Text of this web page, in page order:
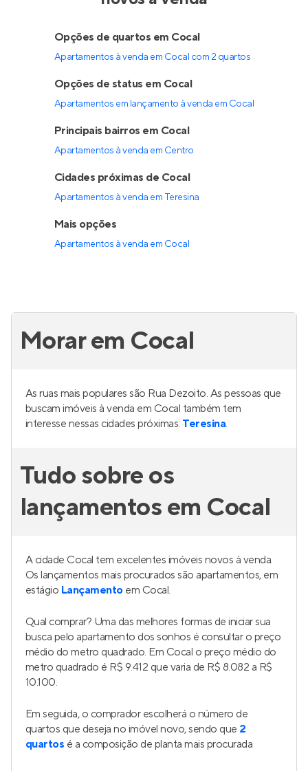
Opções de quartos em Cocal
Apartamentos à venda em Cocal com 2 quartos
Opções de status em Cocal
Apartamentos em lançamento à venda em Cocal
Principais bairros em Cocal
Apartamentos à venda em Centro
Cidades próximas de Cocal
Apartamentos à venda em Teresina
Mais opções
Apartamentos à venda em Cocal
Morar em Cocal
As ruas mais populares são Rua Dezoito. As pessoas que
buscam imóveis à venda em Cocal também tem
interesse nessas cidades próximas: Teresina.
Tudo sobre os
lançamentos em Cocal
A cidade Cocal tem excelentes imóveis novos à venda.
Os lançamentos mais procurados são apartamentos, em
estágio Lançamento em Cocal.
Qual comprar? Uma das melhores formas de iniciar sua
busca pelo apartamento dos sonhos é consultar o preço
médio do metro quadrado. Em Cocal o preço médio do
metro quadrado é R$ 9.412 que varia de R$ 8.082 a R$
10.100.
Em seguida, o comprador escolherá o número de
quartos que deseja no imóvel novo, sendo que 2
quartos é a composição de planta mais procurada